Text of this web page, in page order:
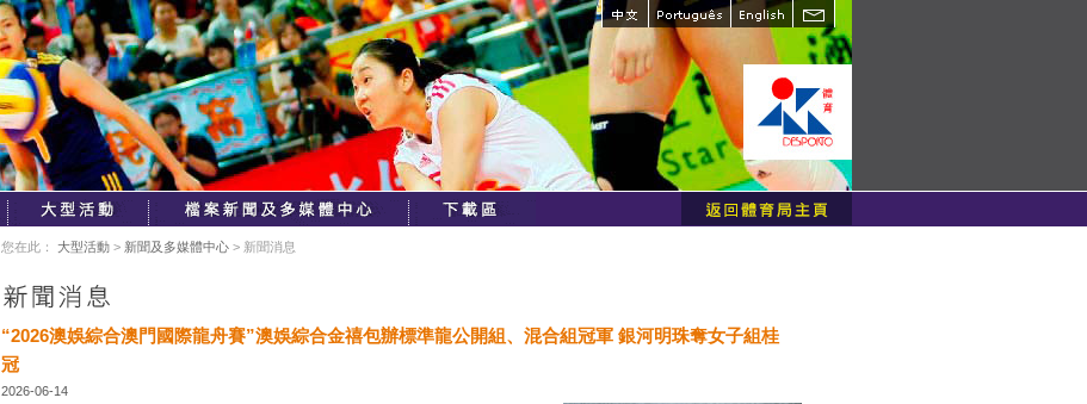
您在此： 大型活動 > 新聞及多媒體中心 > 新聞消息
“2026澳娛綜合澳門國際龍舟賽”澳娛綜合金禧包辦標準龍公開組、混合組冠軍 銀河明珠奪女子組桂
冠
2026-06-14